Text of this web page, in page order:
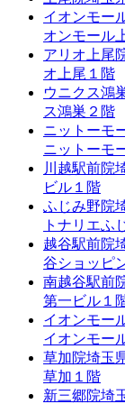
イオンモー
オンモール
アリオ上尾
オ上尾１階
ウニクス鴻
ス鴻巣２階
ニットーモ
ニットーモ
川越駅前院
ビル１階
ふじみ野院
トナリエふ
越谷駅前院
谷ショッピ
南越谷駅前
第一ビル１
イオンモー
イオンモー
草加院埼玉
草加１階
新三郷院埼